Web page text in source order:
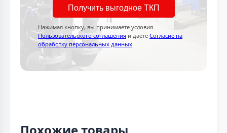
Получить выгодное ТКП
Нажимая кнопку, вы принимаете условия
Пользовательского соглашения и даете Согласие на
обработку персональных данных